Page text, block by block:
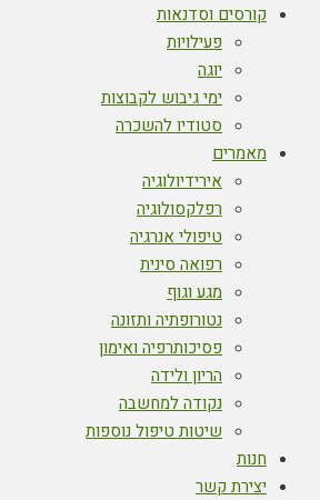
קורסים וסדנאות
פעילויות
יוגה
ימי גיבוש לקבוצות
סטודיו להשכרה
מאמרים
אירידיולוגיה
רפלקסולוגיה
טיפולי אנרגיה
רפואה סינית
מגע וגוף
נטורופתיה ותזונה
פסיכותרפיה ואימון
הריון ולידה
נקודה למחשבה
שיטות טיפול נוספות
חנות
יצירת קשר